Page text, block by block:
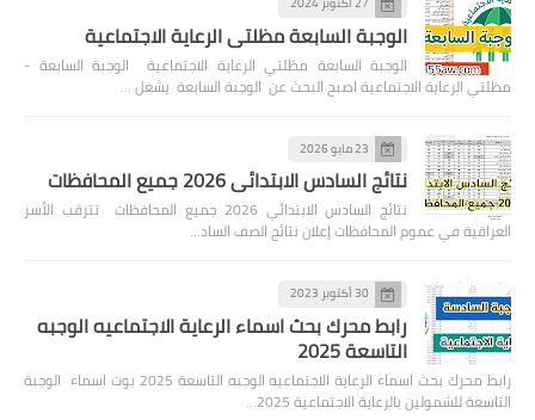
الوجبة السابعة مظلتي الرعاية الاجتماعية
الوجبة السابعة مظلتي الرعاية الاجتماعية الوجبة السابعة -
مظلتي الرعاية الاجتماعية اصبح البحث عن الوجبة السابعة يشغل …
23 مايو 2026
نتائج السادس الابتدائي 2026 جميع المحافظات
نتائج السادس الابتدائي 2026 جميع المحافظات تترقب الأسر
العراقية في عموم المحافظات إعلان نتائج الصف الساد…
30 أكتوبر 2023
رابط محرك بحث اسماء الرعاية الاجتماعيه الوجبه
التاسعة 2025
رابط محرك بحث اسماء الرعاية الاجتماعيه الوجبه التاسعة 2025 بوت اسماء الوجبة
التاسعة للشمولين بالرعاية الاجتماعية 2025…